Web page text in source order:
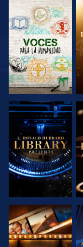
EXPLORA LAS
SERIES
EXPLORA LAS
SERIES
EXPLORA LAS
SERIES